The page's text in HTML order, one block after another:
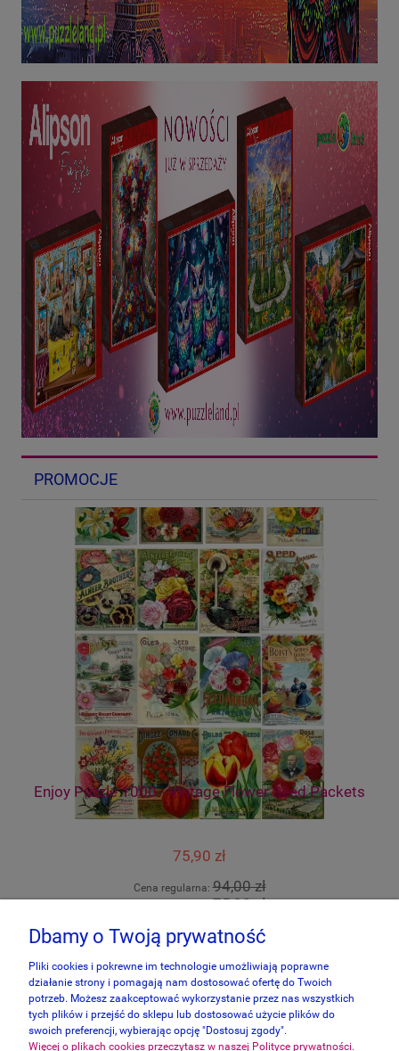
PROMOCJE
Enjoy Puzzle 1000 - Vintage Flower Seed Packets
75,90 zł
Cena regularna:94,00 zł
75,90 zł
do koszyka
Dbamy o Twoją prywatność
Pliki cookies i pokrewne im technologie umożliwiają poprawne
działanie strony i pomagają nam dostosować ofertę do Twoich
potrzeb. Możesz zaakceptować wykorzystanie przez nas wszystkich
tych plików i przejść do sklepu lub dostosować użycie plików do
swoich preferencji, wybierając opcję "Dostosuj zgody".
Więcej o plikach cookies przeczytasz w naszej Polityce prywatności.